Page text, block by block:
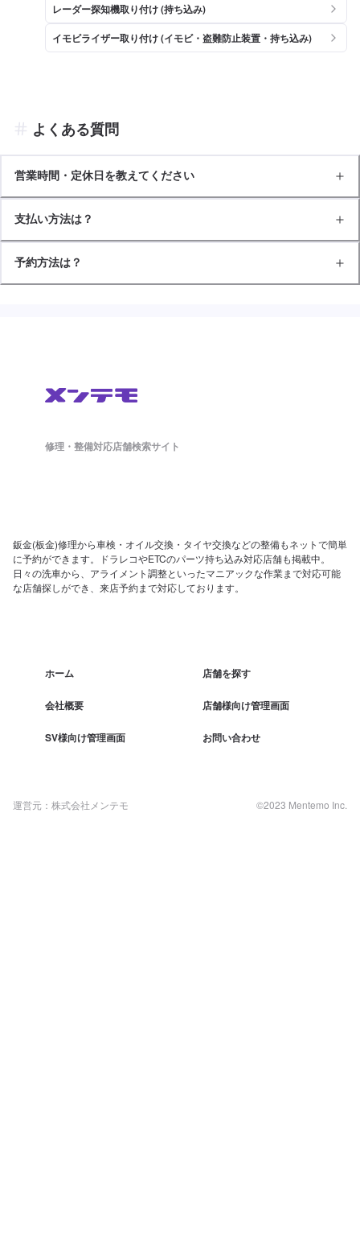
レーダー探知機取り付け (持ち込み)
イモビライザー取り付け (イモビ・盗難防止装置・持ち込み)
よくある質問
営業時間・定休日を教えてください
支払い方法は？
予約方法は？
修理・整備対応店舗検索サイト
鈑金(板金)修理から車検・オイル交換・タイヤ交換などの整備もネットで簡単
に予約ができます。ドラレコやETCのパーツ持ち込み対応店舗も掲載中。
日々の洗車から、アライメント調整といったマニアックな作業まで対応可能
な店舗探しができ、来店予約まで対応しております。
ホーム 店舗を探す
会社概要 店舗様向け管理画面
SV様向け管理画面 お問い合わせ
運営元：株式会社メンテモ ©2023 Mentemo Inc.